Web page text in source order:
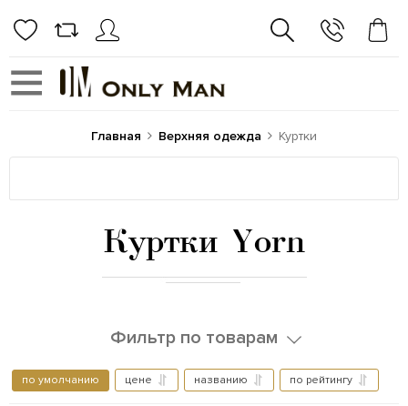
Главная Верхняя одежда Куртки
Куртки Yorn
Фильтр по товарам
по умолчанию цене названию по рейтингу